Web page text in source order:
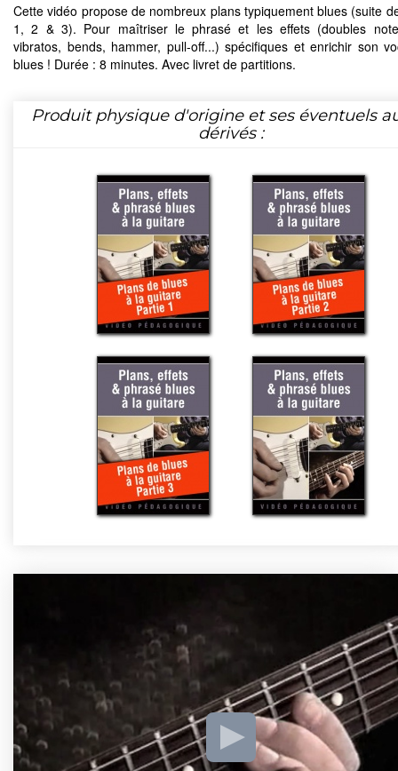
Cette vidéo propose de nombreux plans typiquement blues (suite
1, 2 & 3). Pour maîtriser le phrasé et les effets (doubles
vibratos, bends, hammer, pull-off...) spécifiques et enrichir son
blues ! Durée : 8 minutes. Avec livret de partitions.
Produit physique d'origine et ses éventuels
dérivés :